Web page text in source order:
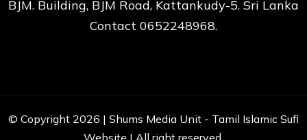
BJM. Building, BJM Road, Kattankudy-5. Sri Lanka
Contact 0652248968.
© Copyright 2026 | Shums Media Unit - Tamil Islamic Sufi
Website | All right reserved.